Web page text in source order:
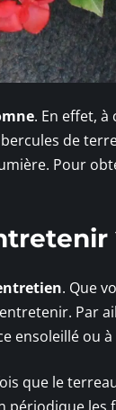
. En effet, à
de
Pour
. Que
Par
ensoleillé ou à
que le